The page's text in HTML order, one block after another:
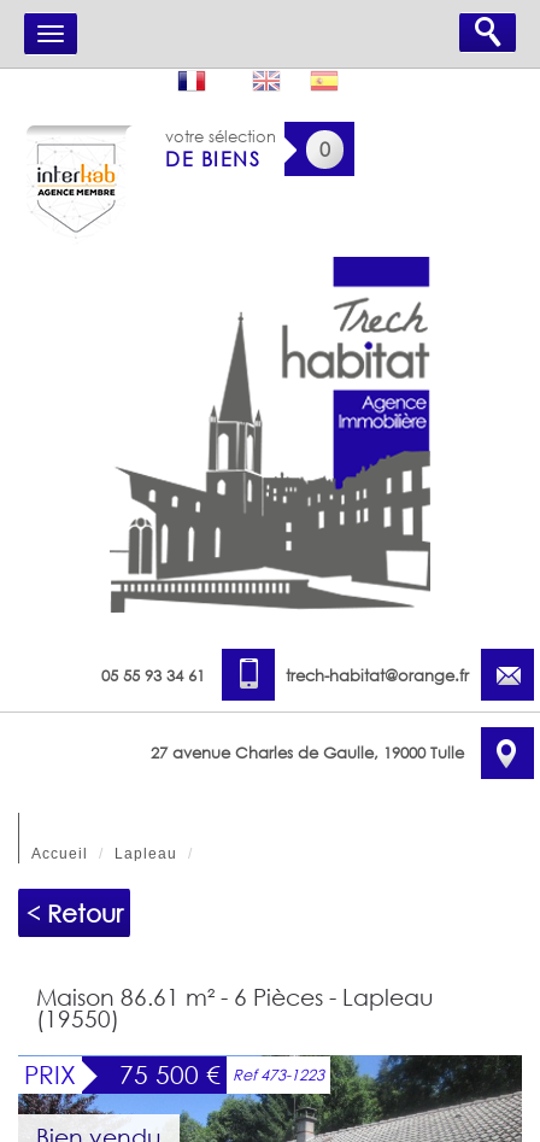
votre sélection
DE BIENS 0
05 55 93 34 61 trech-habitat@orange.fr
27 avenue Charles de Gaulle, 19000 Tulle
Accueil Lapleau
< Retour
Maison 86.61 m² - 6 Pièces - Lapleau
(19550)
PRIX 75 500 € Ref 473-1223